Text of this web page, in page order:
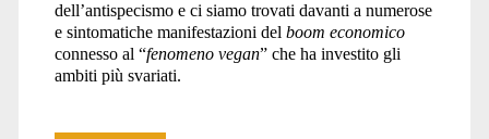
dell’antispecismo e ci siamo trovati davanti a numerose
e sintomatiche manifestazioni del boom economico
connesso al “fenomeno vegan” che ha investito gli
ambiti più svariati.